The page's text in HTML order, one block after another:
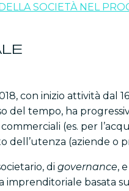
SOCIETÀ NEL
con inizio attività dal
del tempo, ha
commerciali (es. per
(aziende o
di governance,
imprenditoriale basata